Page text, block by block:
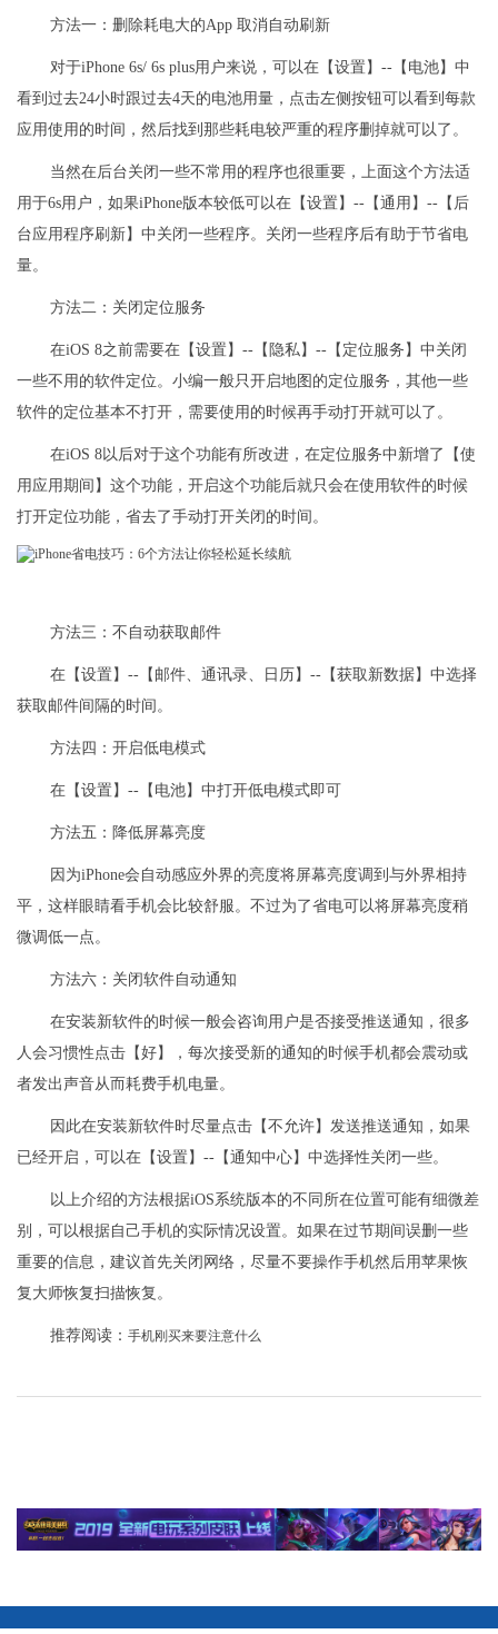
方法一：删除耗电大的App 取消自动刷新
对于iPhone 6s/ 6s plus用户来说，可以在【设置】--【电池】中
看到过去24小时跟过去4天的电池用量，点击左侧按钮可以看到每款
应用使用的时间，然后找到那些耗电较严重的程序删掉就可以了。
当然在后台关闭一些不常用的程序也很重要，上面这个方法适
用于6s用户，如果iPhone版本较低可以在【设置】--【通用】--【后
台应用程序刷新】中关闭一些程序。关闭一些程序后有助于节省电
量。
方法二：关闭定位服务
在iOS 8之前需要在【设置】--【隐私】--【定位服务】中关闭
一些不用的软件定位。小编一般只开启地图的定位服务，其他一些
软件的定位基本不打开，需要使用的时候再手动打开就可以了。
在iOS 8以后对于这个功能有所改进，在定位服务中新增了【使
用应用期间】这个功能，开启这个功能后就只会在使用软件的时候
打开定位功能，省去了手动打开关闭的时间。
方法三：不自动获取邮件
在【设置】--【邮件、通讯录、日历】--【获取新数据】中选择
获取邮件间隔的时间。
方法四：开启低电模式
在【设置】--【电池】中打开低电模式即可
方法五：降低屏幕亮度
因为iPhone会自动感应外界的亮度将屏幕亮度调到与外界相持
平，这样眼睛看手机会比较舒服。不过为了省电可以将屏幕亮度稍
微调低一点。
方法六：关闭软件自动通知
在安装新软件的时候一般会咨询用户是否接受推送通知，很多
人会习惯性点击【好】，每次接受新的通知的时候手机都会震动或
者发出声音从而耗费手机电量。
因此在安装新软件时尽量点击【不允许】发送推送通知，如果
已经开启，可以在【设置】--【通知中心】中选择性关闭一些。
以上介绍的方法根据iOS系统版本的不同所在位置可能有细微差
别，可以根据自己手机的实际情况设置。如果在过节期间误删一些
重要的信息，建议首先关闭网络，尽量不要操作手机然后用苹果恢
复大师恢复扫描恢复。
推荐阅读： 手机刚买来要注意什么